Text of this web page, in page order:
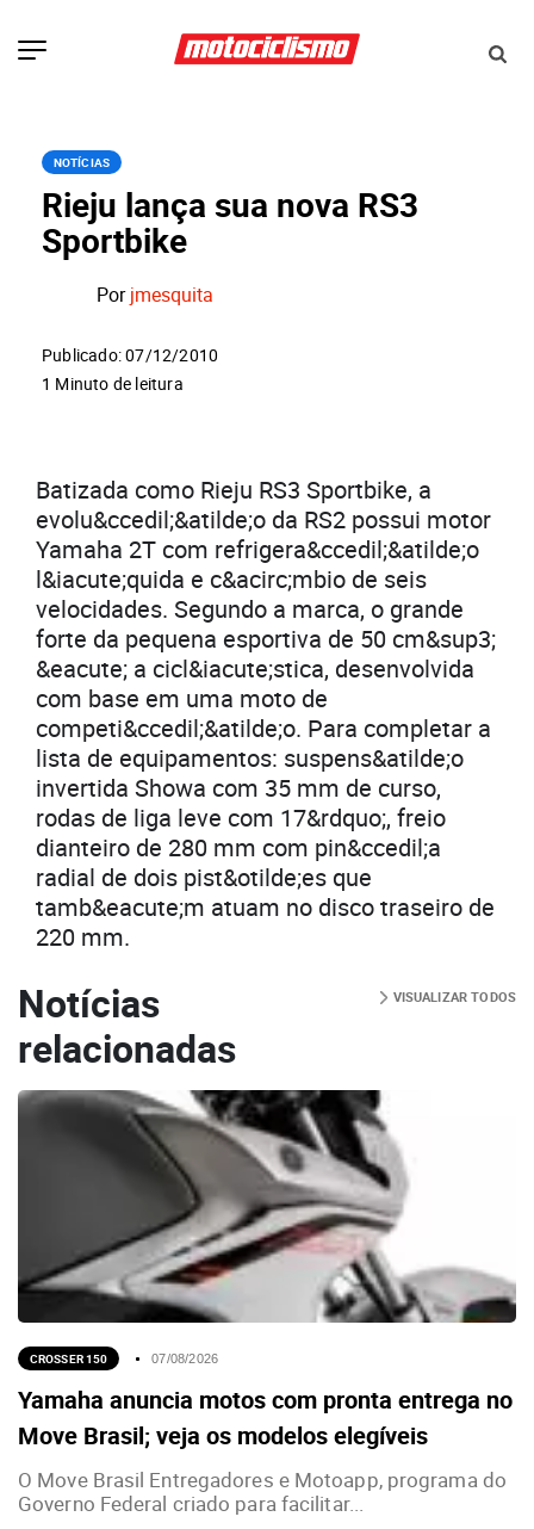
NOTÍCIAS
Rieju lança sua nova RS3
Sportbike
Porjmesquita
Publicado: 07/12/2010
1 Minuto de leitura
Batizada como Rieju RS3 Sportbike, a
evolu&ccedil;&atilde;o da RS2 possui motor
Yamaha 2T com refrigera&ccedil;&atilde;o
l&iacute;quida e c&acirc;mbio de seis
velocidades. Segundo a marca, o grande
forte da pequena esportiva de 50 cm&sup3;
&eacute; a cicl&iacute;stica, desenvolvida
com base em uma moto de
competi&ccedil;&atilde;o. Para completar a
lista de equipamentos: suspens&atilde;o
invertida Showa com 35 mm de curso,
rodas de liga leve com 17&rdquo;, freio
dianteiro de 280 mm com pin&ccedil;a
radial de dois pist&otilde;es que
tamb&eacute;m atuam no disco traseiro de
220 mm.
Notícias
relacionadas
VISUALIZAR TODOS
CROSSER 150 07/08/2026
Yamaha anuncia motos com pronta entrega no
Move Brasil; veja os modelos elegíveis
O Move Brasil Entregadores e Motoapp, programa do
Governo Federal criado para facilitar...